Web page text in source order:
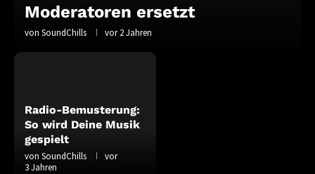
Moderatoren ersetzt
von SoundChills vor 2 Jahren
Radio-Bemusterung:
So wird Deine Musik
gespielt
von SoundChills
vor
3 Jahren